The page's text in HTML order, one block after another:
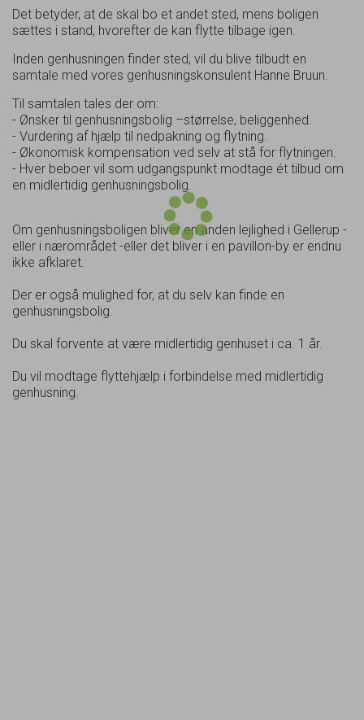
Det betyder, at de skal bo et andet sted, mens boligen
sættes i stand, hvorefter de kan flytte tilbage igen.
Inden genhusningen finder sted, vil du blive tilbudt en
samtale med vores genhusningskonsulent Hanne Bruun.
Til samtalen tales der om:
- Ønsker til genhusningsbolig –størrelse, beliggenhed.
- Vurdering af hjælp til nedpakning og flytning.
- Økonomisk kompensation ved selv at stå for flytningen.
- Hver beboer vil som udgangspunkt modtage ét tilbud om
en midlertidig genhusningsbolig.
Om genhusningsboligen bliver en anden lejlighed i Gellerup -
eller i nærområdet -eller det bliver i en pavillon-by er endnu
ikke afklaret.
Der er også mulighed for, at du selv kan finde en
genhusningsbolig.
Du skal forvente at være midlertidig genhuset i ca. 1 år.
Du vil modtage flyttehjælp i forbindelse med midlertidig
genhusning.